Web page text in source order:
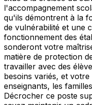
l'accompagnement
qu'ils démontrent à la
de vulnérabilité et une
fonctionnement des
sonderont votre
matière de protection
travailler avec des
besoins variés, et
enseignants, les
Décrocher ce poste